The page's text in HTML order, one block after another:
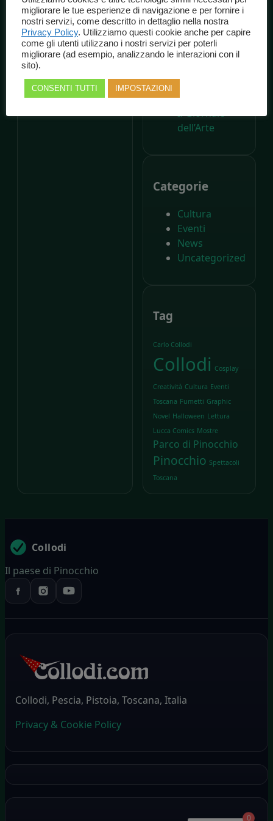
A 200 anni
dalla nascita di
Carlo Collodi,
Il Parco di
settant’anni –
Il Giornale
dell’Arte
Categorie
Cultura
Eventi
News
Uncategorized
Tag
Carlo Collodi
Collodi Cosplay
Creatività Cultura Eventi
Toscana Fumetti Graphic
Novel Halloween Lettura
Lucca Comics Mostre
Parco di Pinocchio
Pinocchio Spettacoli
Toscana
Collodi
Il paese di Pinocchio
Collodi, Pescia, Pistoia, Toscana, Italia
Privacy & Cookie Policy
migliorare le tue esperienze di navigazione e per fornire i
nostri servizi, come descritto in dettaglio nella nostra
Privacy Policy. Utilizziamo questi cookie anche per capire
come gli utenti utilizzano i nostri servizi per poterli
migliorare (ad esempio, analizzando le interazioni con il
sito).
CONSENTI TUTTI IMPOSTAZIONI
0